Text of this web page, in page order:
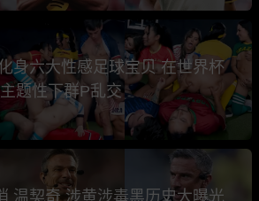
身六大性感足球宝贝 在世界杯
主题性下群P乱交
温契奇 涉黄涉毒黑历史大曝光